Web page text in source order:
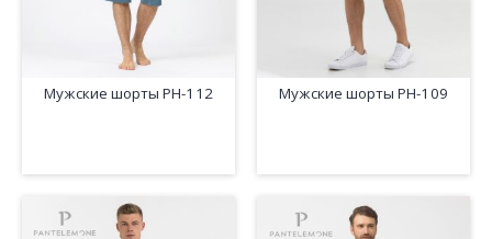
Мужские шорты PH-112 Мужские шорты PH-109